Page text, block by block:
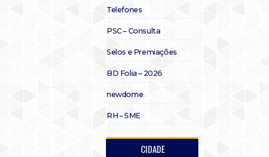
Telefones
PSC – Consulta
Selos e Premiações
BD Folia – 2026
newdome
RH – SME
CIDADE